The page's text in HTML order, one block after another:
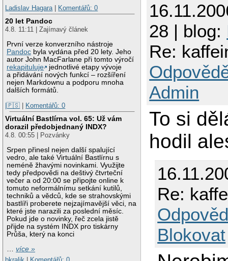
Ladislav Hagara | Komentářů: 0
20 let Pandoc
4.8. 11:11 | Zajímavý článek
První verze konverzního nástroje
Pandoc byla vydána před 20 lety. Jeho
autor John MacFarlane při tomto výročí
rekapituluje
jednotlivé etapy vývoje
a přidávání nových funkcí – rozšíření
nejen Markdownu a podporu mnoha
dalších formátů.
|🇵🇸 | Komentářů: 0
Virtuální Bastlírna vol. 65: Už vám
dorazil předobjednaný INDX?
4.8. 00:55 | Pozvánky
Srpen přinesl nejen další spalující
vedro, ale také Virtuální Bastlírnu s
neméně žhavými novinkami. Využijte
tedy předpovědi na deštivý čtvrteční
večer a od 20:00 se připojte online k
tomuto neformálnímu setkání kutilů,
techniků a vědců, kde se strahovskými
bastlíři proberete nejzajímavější věci, na
které jste narazili za poslední měsíc.
Pokud jde o novinky, řeč zcela jistě
přijde na systém INDX pro tiskárny
Průša, který na konci
…více »
28 | blog:
Re:
Admin
To si
hodil
Re:
Blokovat